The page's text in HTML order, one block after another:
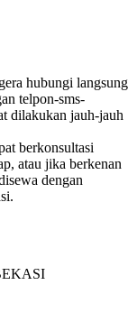
hubungi langsung
telpon-sms-
dilakukan jauh-jauh
berkonsultasi
atau jika berkenan
dengan